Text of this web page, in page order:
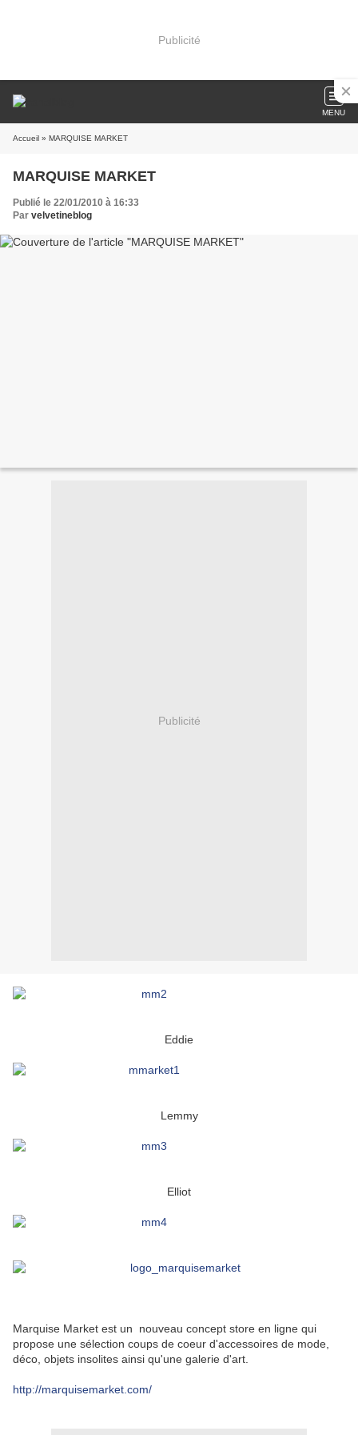
Publicité
MENU
Accueil » MARQUISE MARKET
MARQUISE MARKET
Publié le 22/01/2010 à 16:33
Par velvetineblog
Publicité
Eddie
Lemmy
Elliot
Marquise Market est un nouveau concept store en ligne qui
propose une sélection coups de coeur d'accessoires de mode,
déco, objets insolites ainsi qu'une galerie d'art.
http://marquisemarket.com/